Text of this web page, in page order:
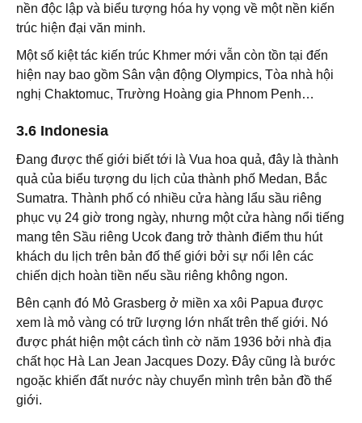
nền độc lập và biểu tượng hóa hy vọng về một nền kiến
trúc hiện đại văn minh.
Một số kiệt tác kiến trúc Khmer mới vẫn còn tồn tại đến
hiện nay bao gồm Sân vận động Olympics, Tòa nhà hội
nghị Chaktomuc, Trường Hoàng gia Phnom Penh…
3.6 Indonesia
Đang được thế giới biết tới là Vua hoa quả, đây là thành
quả của biểu tượng du lịch của thành phố Medan, Bắc
Sumatra. Thành phố có nhiều cửa hàng lẩu sầu riêng
phục vụ 24 giờ trong ngày, nhưng một cửa hàng nổi tiếng
mang tên Sầu riêng Ucok đang trở thành điểm thu hút
khách du lịch trên bản đố thế giới bởi sự nổi lên các
chiến dịch hoàn tiền nếu sầu riêng không ngon.
Bên cạnh đó Mỏ Grasberg ở miền xa xôi Papua được
xem là mỏ vàng có trữ lượng lớn nhất trên thế giới. Nó
được phát hiện một cách tình cờ năm 1936 bởi nhà địa
chất học Hà Lan Jean Jacques Dozy. Đây cũng là bước
ngoặc khiến đất nước này chuyển mình trên bản đồ thế
giới.